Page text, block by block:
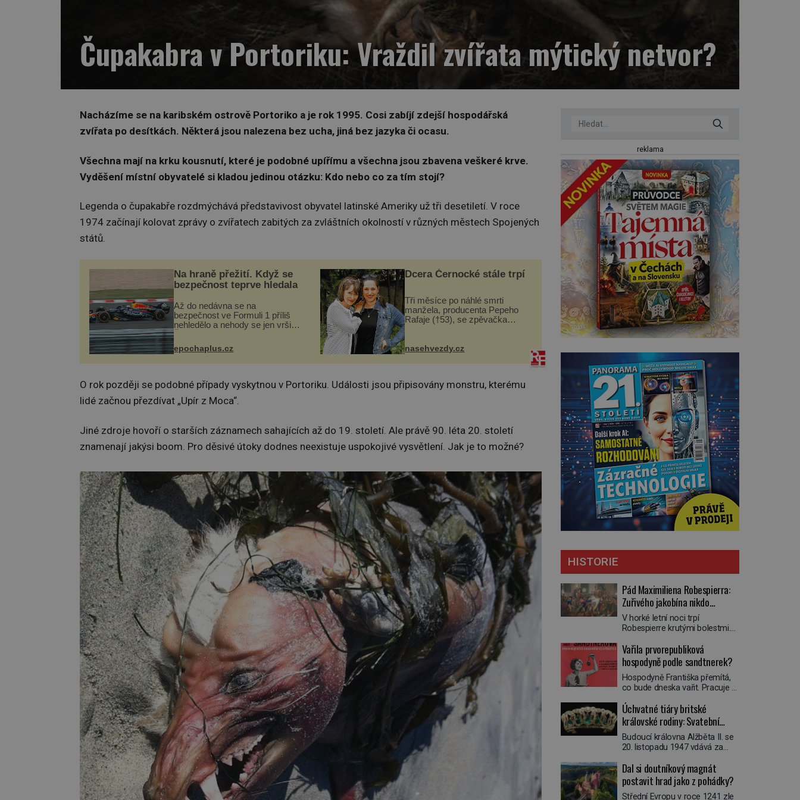
Čupakabra v Portoriku: Vraždil zvířata mýtický netvor?
Nacházíme se na karibském ostrově Portoriko a je rok 1995. Cosi zabíjí zdejší hospodářská
zvířata po desítkách. Některá jsou nalezena bez ucha, jiná bez jazyka či ocasu.
Všechna mají na krku kousnutí, které je podobné upířímu a všechna jsou zbavena veškeré krve.
Vyděšení místní obyvatelé si kladou jedinou otázku: Kdo nebo co za tím stojí?
Legenda o čupakabře rozdmýchává představivost obyvatel latinské Ameriky už tři desetiletí. V roce
1974 začínají kolovat zprávy o zvířatech zabitých za zvláštních okolností v různých městech Spojených
států.
Na hraně přežití. Když se
bezpečnost teprve hledala
Až do nedávna se na
bezpečnost ve Formuli 1 příliš
nehledělo a nehody se jen vršily.
kůži, často s trvalými následky
nebo bohužel i ztrátou života.
Dnes nepochopiteln...
epochaplus.cz
Dcera Černocké stále trpí
Tři měsíce po náhlé smrti
manžela, producenta Pepeho
Rafaje (†53), se zpěvačka
ozvala veřejnosti. Na sociální
nasehvezdy.cz
O rok později se podobné případy vyskytnou v Portoriku. Události jsou připisovány monstru, kterému
lidé začnou přezdívat „Upír z Moca“.
Jiné zdroje hovoří o starších záznamech sahajících až do 19. století. Ale právě 90. léta 20. století
znamenají jakýsi boom. Pro děsivé útoky dodnes neexistuje uspokojivé vysvětlení. Jak je to možné?
reklama
HISTORIE
Pád Maximiliena Robespierra:
Zuřivého jakobína nikdo
nelitoval?
V horké letní noci trpí
Robespierre krutými bolestmi.
víří kolotoč myšlenek. Když se
probere z mdlob, vzpomene si
na jednu z pařížských
jasnovidek, kterou před lety
navštívil. Prorokovala mu
vysmál. „Robespierre to
dotáhne hodně daleko,“
prohlásil o něm jiný významný
francouzský revolucionář,
Honoré de Mirabeau […]
Vařila prvorepubliková
hospodyně podle sandtnerek?
Hospodyně Františka přemítá,
co bude dneska vařit. Pracuje v
mlsný jazýček. Zalistuje proto
rychle v jedné ze „sandtnerek“.
„Zaplaťpánbůh, že už
nemusíme chodit s lístky,“
povzdechne si směrem ke
ruce. Ještě v prvních letech
nové republiky fungoval kvůli
nedostatku zboží přídělový
Úchvatné tiáry britské
královské rodiny: Svatební
klenot Alžbětě II. praskl
Budoucí královna Alžběta II. se
20. listopadu 1947 vdává za
Mountbattena. Aby měla na
obřad ve Westminsteru podle
tradice „něco vypůjčeného“, její
Dal si doutníkový magnát
postavit hrad jako z pohádky?
Střední Evropu v roce 1241 zle